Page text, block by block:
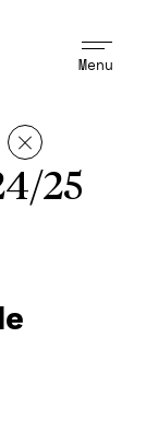
Menu
25